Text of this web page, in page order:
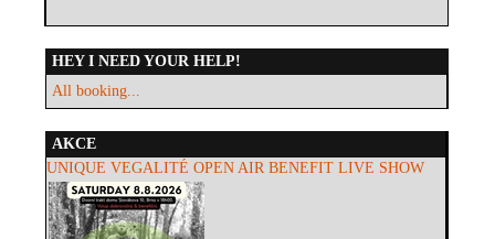
HEY I NEED YOUR HELP!
All booking...
AKCE
UNIQUE VEGALITÉ OPEN AIR BENEFIT LIVE SHOW